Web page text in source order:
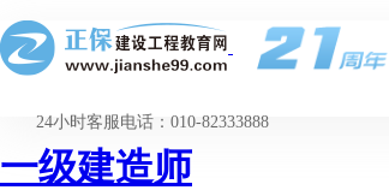
24小时客服电话：010-82333888
一级建造师